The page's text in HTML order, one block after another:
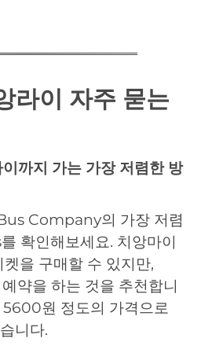
라이 자주 묻는
까지 가는 가장 저렴한 방
Company의 가장 저렴
확인해보세요. 치앙마이
을 구매할 수 있지만,
약을 하는 것을 추천합니
5600원 정도의 가격으로
니다.